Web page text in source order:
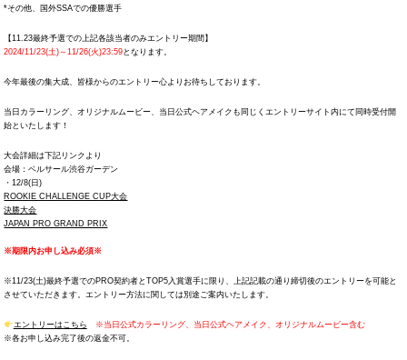
*その他、国外SSAでの優勝選手
【11.23最終予選での上記各該当者のみエントリー期間】
2024/11/23(土)～11/26(火)23:59となります。
今年最後の集大成、皆様からのエントリー心よりお待ちしております。
当日カラーリング、オリジナルムービー、当日公式ヘアメイクも同じくエントリーサイト内にて同時受付開
始といたします！
大会詳細は下記リンクより
会場：ベルサール渋谷ガーデン
・12/8(日)
ROOKIE CHALLENGE CUP大会
決勝大会
JAPAN PRO GRAND PRIX
※期限内お申し込み必須※
※11/23(土)最終予選でのPRO契約者とTOP5入賞選手に限り、上記記載の通り締切後のエントリーを可能と
させていただきます。エントリー方法に関しては別途ご案内いたします。
エントリーはこちら
※当日公式カラーリング、当日公式ヘアメイク、オリジナルムービー含む
※各お申し込み完了後の返金不可。